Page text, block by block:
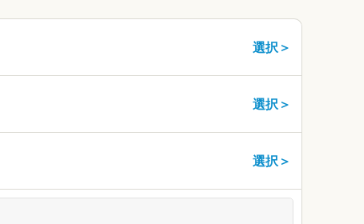
選択＞
選択＞
選択＞